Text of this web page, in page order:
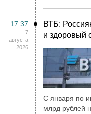
17:37
7
августа
2026
ВТБ:
и здоровый
С января по
млрд рублей